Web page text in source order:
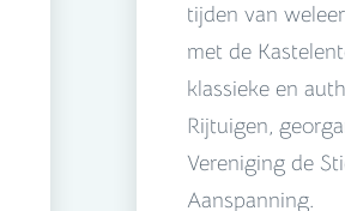
tijden van
met de
klassieke en
Rijtuigen,
Vereniging de
Aanspanning.